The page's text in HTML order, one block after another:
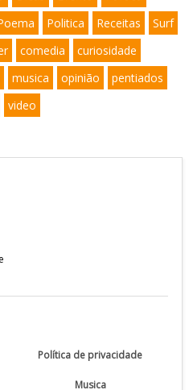
Politica Receitas
Surf
comedia
curiosidade
musica opinião
pentiados
video
Política de privacidade
Musica